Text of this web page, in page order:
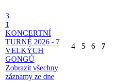
3
1
KONCERTNÍ
TURNÉ 2026 - 7
VELKÝCH
GONGŮ
Zobrazit všechny
záznamy ze dne
4 5 6 7